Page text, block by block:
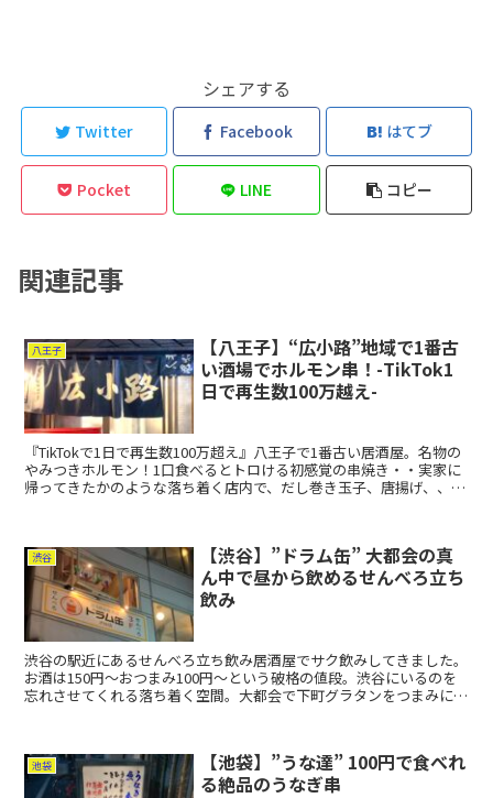
シェアする
Twitter Facebook はてブ
Pocket LINE コピー
関連記事
八王子
【八王子】“広小路”地域で1番古
い酒場でホルモン串！-TikTok1
日で再生数100万越え-
『TikTokで1日で再生数100万超え』八王子で1番古い居酒屋。名物の
やみつきホルモン！1口食べるとトロける初感覚の串焼き・・実家に
帰ってきたかのような落ち着く店内で、だし巻き玉子、唐揚げ、、ホ
渋谷
【渋谷】”ドラム缶” 大都会の真
ん中で昼から飲めるせんべろ立ち
飲み
渋谷の駅近にあるせんべろ立ち飲み居酒屋でサク飲みしてきました。
お酒は150円〜おつまみ100円〜という破格の値段。渋谷にいるのを
忘れさせてくれる落ち着く空間。大都会で下町グラタンをつまみにレ
池袋
【池袋】”うな達” 100円で食べれ
る絶品のうなぎ串